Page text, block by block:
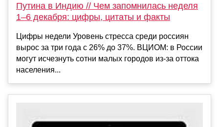
Путина в Индию // Чем запомнилась неделя
1–6 декабря: цифры, цитаты и факты
Цифры недели Уровень стресса среди россиян
вырос за три года с 26% до 37%. ВЦИОМ: в России
могут исчезнуть сотни малых городов из-за оттока
населения...